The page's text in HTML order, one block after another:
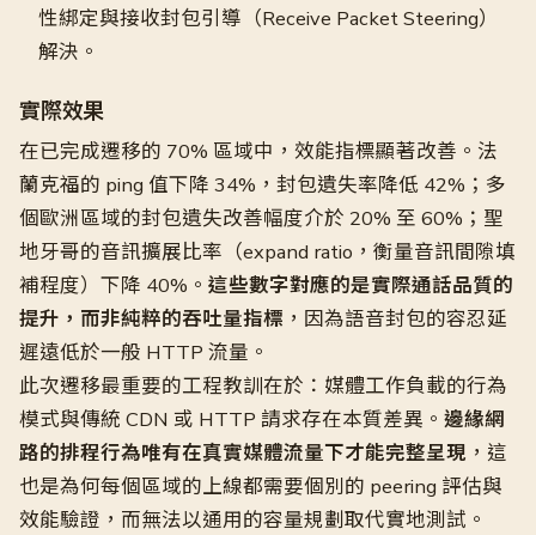
性綁定與接收封包引導（Receive Packet Steering）
解決。
實際效果
在已完成遷移的 70% 區域中，效能指標顯著改善。法
蘭克福的 ping 值下降 34%，封包遺失率降低 42%；多
個歐洲區域的封包遺失改善幅度介於 20% 至 60%；聖
地牙哥的音訊擴展比率（expand ratio，衡量音訊間隙填
補程度）下降 40%。 這些數字對應的是實際通話品質的
提升，而非純粹的吞吐量指標 ，因為語音封包的容忍延
遲遠低於一般 HTTP 流量。
此次遷移最重要的工程教訓在於：媒體工作負載的行為
模式與傳統 CDN 或 HTTP 請求存在本質差異。 邊緣網
路的排程行為唯有在真實媒體流量下才能完整呈現 ，這
也是為何每個區域的上線都需要個別的 peering 評估與
效能驗證，而無法以通用的容量規劃取代實地測試。